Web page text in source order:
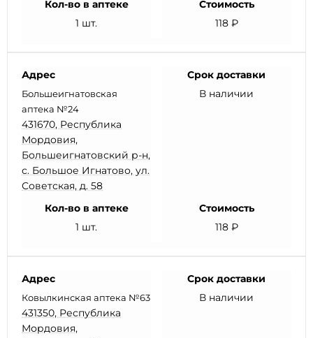
Кол-во в аптеке
1 шт.
Стоимость
118 ₽
Адрес
Большеигнатовская
аптека №24
431670, Республика
Мордовия,
Большеигнатовский р-н,
с. Большое Игнатово, ул.
Советская, д. 58
Срок доставки
В наличии
Кол-во в аптеке
1 шт.
Стоимость
118 ₽
Адрес
Ковылкинская аптека №63
431350, Республика
Мордовия,
Срок доставки
В наличии